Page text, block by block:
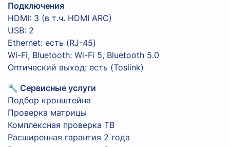
Подключения
HDMI: 3 (в т.ч. HDMI ARC)
USB: 2
Ethernet: есть (RJ-45)
Wi-Fi, Bluetooth: Wi-Fi 5, Bluetooth 5.0
Оптический выход: есть (Toslink)
🔧 Сервисные услуги
Подбор кронштейна
Проверка матрицы
Комплексная проверка ТВ
Расширенная гарантия 2 года